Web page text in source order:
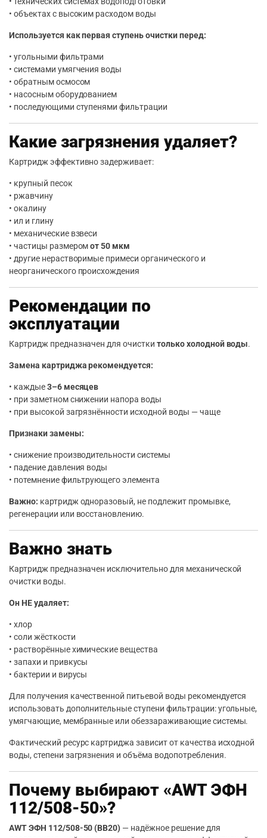
• объектах с высоким расходом воды
Используется как первая ступень очистки перед:
• угольными фильтрами
• системами умягчения воды
• обратным осмосом
• насосным оборудованием
• последующими ступенями фильтрации
Какие загрязнения удаляет?
Картридж эффективно задерживает:
• крупный песок
• ржавчину
• окалину
• ил и глину
• механические взвеси
• частицы размеромот 50 мкм
• другие нерастворимые примеси органического и
неорганического происхождения
Рекомендации по
эксплуатации
Картридж предназначен для очистки только холодной воды.
Замена картриджа рекомендуется:
• каждые3–6 месяцев
• при заметном снижении напора воды
• при высокой загрязнённости исходной воды — чаще
Признаки замены:
• снижение производительности системы
• падение давления воды
• потемнение фильтрующего элемента
Важно: картридж одноразовый, не подлежит промывке,
регенерации или восстановлению.
Важно знать
Картридж предназначен исключительно для механической
очистки воды.
Он НЕ удаляет:
• хлор
• соли жёсткости
• растворённые химические вещества
• запахи и привкусы
• бактерии и вирусы
Для получения качественной питьевой воды рекомендуется
использовать дополнительные ступени фильтрации: угольные,
умягчающие, мембранные или обеззараживающие системы.
Фактический ресурс картриджа зависит от качества исходной
воды, степени загрязнения и объёма водопотребления.
Почему выбирают «AWT ЭФН
112/508-50»?
AWT ЭФН 112/508-50 (BB20) — надёжное решение для